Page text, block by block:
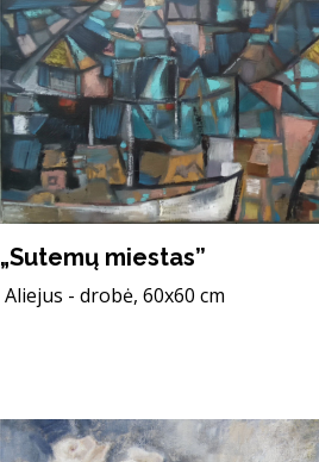
„Sutemų miestas”
Aliejus - drobė, 60x60 cm